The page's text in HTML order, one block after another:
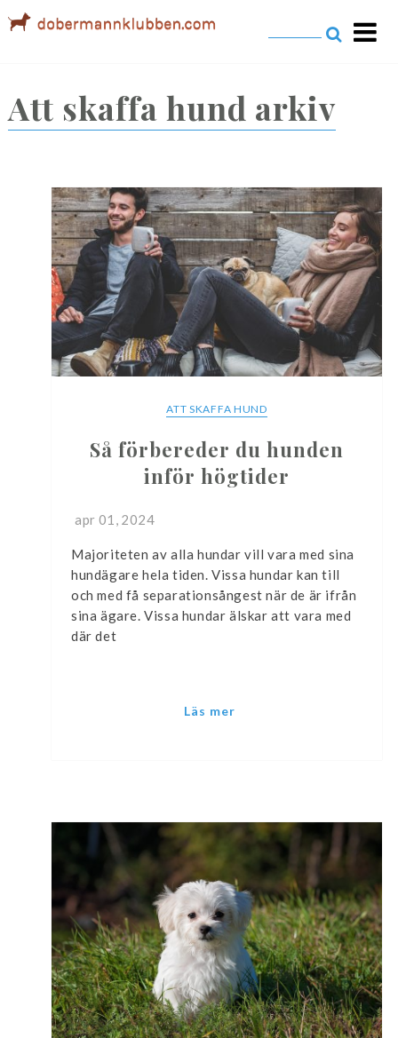
Att skaffa hund arkiv
ATT SKAFFA HUND
Så förbereder du hunden
inför högtider
apr 01, 2024
Majoriteten av alla hundar vill vara med sina
hundägare hela tiden. Vissa hundar kan till
och med få separationsångest när de är ifrån
sina ägare. Vissa hundar älskar att vara med
där det